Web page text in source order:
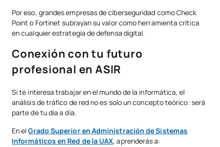
Por eso, grandes empresas de ciberseguridad como Check
Point o Fortinet subrayan su valor como herramienta crítica
en cualquier estrategia de defensa digital.
Conexión con tu futuro
profesional en ASIR
Si te interesa trabajar en el mundo de la informática, el
análisis de tráfico de red no es solo un concepto teórico: será
parte de tu día a día.
En elGrado Superior en Administración de Sistemas
Informáticos en Red de la UAX, aprenderás a: